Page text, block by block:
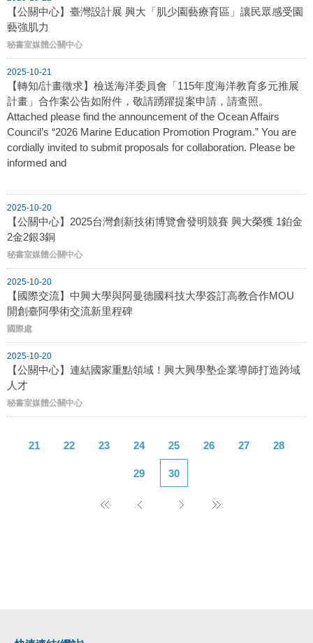
【公關中心】臺灣設計展 興大「肌少園藝療育區」讓民眾感受園
藝強肌力
秘書室媒體公關中心
2025-10-21
【轉知/計畫徵求】檢送海洋委員會「115年度海洋教育多元推展
計畫」合作案公告如附件，敬請踴躍提案申請，請查照。
Attached please find the announcement of the Ocean Affairs
Council’s “2026 Marine Education Promotion Program.” You are
cordially invited to submit proposals for collaboration. Please be
informed and
2025-10-20
【公關中心】2025台灣創新技術博覽會發明競賽 興大榮獲 1鉑金
2金2銀3銅
秘書室媒體公關中心
2025-10-20
【國際交流】中興大學與阿曼德國科技大學簽訂高教合作MOU
開創臺阿學術交流新里程碑
國際處
2025-10-20
【公關中心】連結國家重點領域！興大興學塾企業導師打造跨域
人才
秘書室媒體公關中心
21 22 23 24 25 26 27 28
29 30